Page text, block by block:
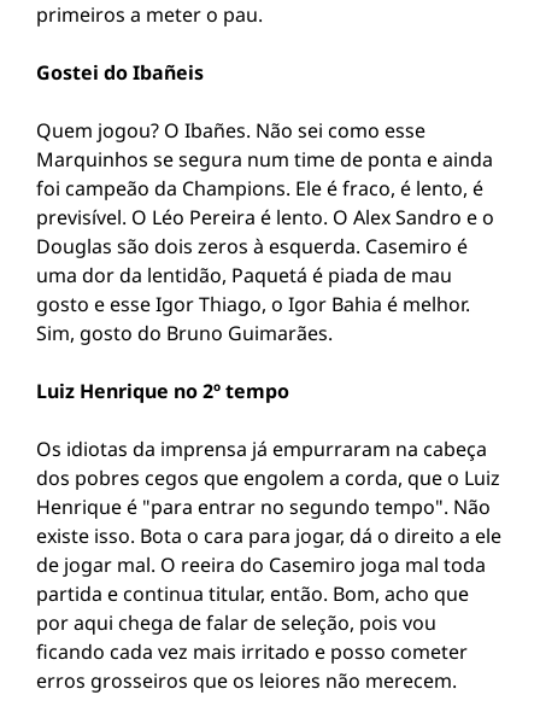
primeiros a meter o pau.
Gostei do Ibañeis
Quem jogou? O Ibañes. Não sei como esse
Marquinhos se segura num time de ponta e ainda
foi campeão da Champions. Ele é fraco, é lento, é
previsível. O Léo Pereira é lento. O Alex Sandro e o
Douglas são dois zeros à esquerda. Casemiro é
uma dor da lentidão, Paquetá é piada de mau
gosto e esse Igor Thiago, o Igor Bahia é melhor.
Sim, gosto do Bruno Guimarães.
Luiz Henrique no 2º tempo
Os idiotas da imprensa já empurraram na cabeça
dos pobres cegos que engolem a corda, que o Luiz
Henrique é "para entrar no segundo tempo". Não
existe isso. Bota o cara para jogar, dá o direito a ele
de jogar mal. O reeira do Casemiro joga mal toda
partida e continua titular, então. Bom, acho que
por aqui chega de falar de seleção, pois vou
ficando cada vez mais irritado e posso cometer
erros grosseiros que os leiores não merecem.